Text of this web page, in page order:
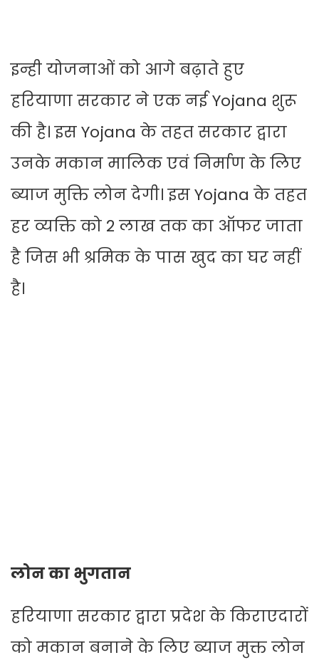
इन्ही योजनाओं को आगे बढ़ाते हुए
हरियाणा सरकार ने एक नई Yojana शुरू
की है। इस Yojana के तहत सरकार द्वारा
उनके मकान मालिक एवं निर्माण के लिए
ब्याज मुक्ति लोन देगी। इस Yojana के तहत
हर व्यक्ति को 2 लाख तक का ऑफर जाता
है जिस भी श्रमिक के पास खुद का घर नहीं
है।
लोन का भुगतान
हरियाणा सरकार द्वारा प्रदेश के किराएदारों
को मकान बनाने के लिए ब्याज मुक्त लोन